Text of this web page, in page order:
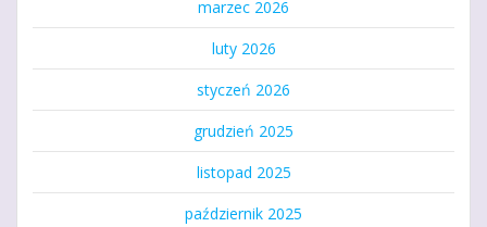
marzec 2026
luty 2026
styczeń 2026
grudzień 2025
listopad 2025
październik 2025